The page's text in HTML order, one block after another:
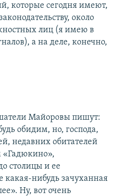
которые сегодня имеют,
около
лиц (я имею в
а на деле, конечно,
Майоровы пишут:
обидим, но, господа,
недавних обитателей
«Гадюкино»,
столицы и ее
нибудь зачуханная
Ну, вот очень